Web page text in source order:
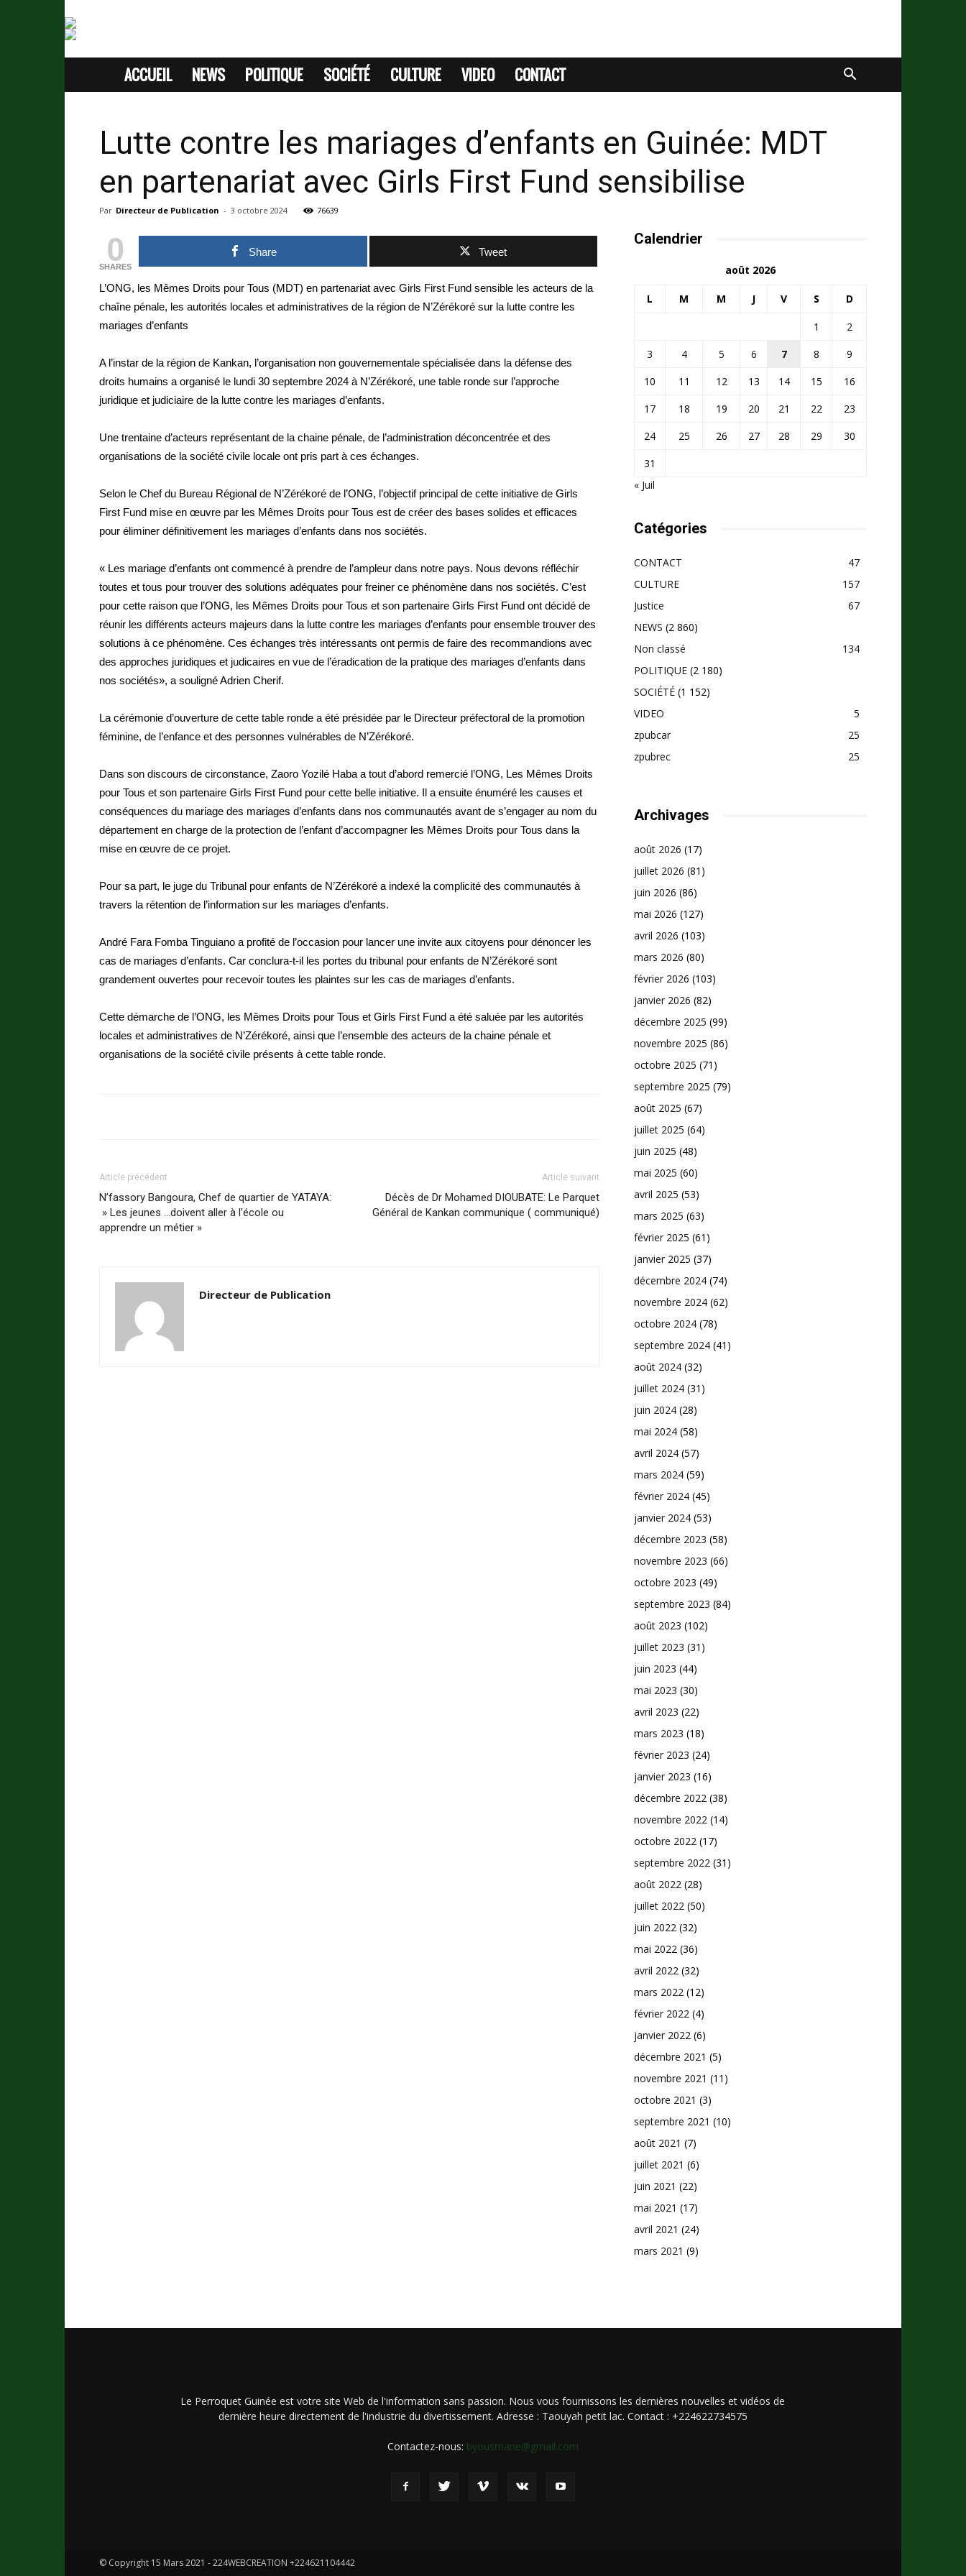
SITE
SANS
PASSION
ACCUEIL NEWS POLITIQUE SOCIÉTÉ CULTURE VIDEO CONTACT
Lutte contre les mariages d’enfants en Guinée: MDT
en partenariat avec Girls First Fund sensibilise
Par Directeur de Publication - 3 octobre 2024 76639
0
SHARES
Share Tweet
L’ONG, les Mêmes Droits pour Tous (MDT) en partenariat avec Girls First Fund sensible les acteurs de la
chaîne pénale, les autorités locales et administratives de la région de N’Zérékoré sur la lutte contre les
mariages d’enfants
A l’instar de la région de Kankan, l’organisation non gouvernementale spécialisée dans la défense des
droits humains a organisé le lundi 30 septembre 2024 à N’Zérékoré, une table ronde sur l’approche
juridique et judiciaire de la lutte contre les mariages d’enfants.
Une trentaine d’acteurs représentant de la chaine pénale, de l’administration déconcentrée et des
organisations de la société civile locale ont pris part à ces échanges.
Selon le Chef du Bureau Régional de N’Zérékoré de l’ONG, l’objectif principal de cette initiative de Girls
First Fund mise en œuvre par les Mêmes Droits pour Tous est de créer des bases solides et efficaces
pour éliminer définitivement les mariages d’enfants dans nos sociétés.
« Les mariage d’enfants ont commencé à prendre de l’ampleur dans notre pays. Nous devons réfléchir
toutes et tous pour trouver des solutions adéquates pour freiner ce phénomène dans nos sociétés. C’est
pour cette raison que l’ONG, les Mêmes Droits pour Tous et son partenaire Girls First Fund ont décidé de
réunir les différents acteurs majeurs dans la lutte contre les mariages d’enfants pour ensemble trouver des
solutions à ce phénomène. Ces échanges très intéressants ont permis de faire des recommandions avec
des approches juridiques et judicaires en vue de l’éradication de la pratique des mariages d’enfants dans
nos sociétés», a souligné Adrien Cherif.
La cérémonie d’ouverture de cette table ronde a été présidée par le Directeur préfectoral de la promotion
féminine, de l’enfance et des personnes vulnérables de N’Zérékoré.
Dans son discours de circonstance, Zaoro Yozilé Haba a tout d’abord remercié l’ONG, Les Mêmes Droits
pour Tous et son partenaire Girls First Fund pour cette belle initiative. Il a ensuite énuméré les causes et
conséquences du mariage des mariages d’enfants dans nos communautés avant de s’engager au nom du
département en charge de la protection de l’enfant d’accompagner les Mêmes Droits pour Tous dans la
mise en œuvre de ce projet.
Pour sa part, le juge du Tribunal pour enfants de N’Zérékoré a indexé la complicité des communautés à
travers la rétention de l’information sur les mariages d’enfants.
André Fara Fomba Tinguiano a profité de l’occasion pour lancer une invite aux citoyens pour dénoncer les
cas de mariages d’enfants. Car conclura-t-il les portes du tribunal pour enfants de N’Zérékoré sont
grandement ouvertes pour recevoir toutes les plaintes sur les cas de mariages d’enfants.
Cette démarche de l’ONG, les Mêmes Droits pour Tous et Girls First Fund a été saluée par les autorités
locales et administratives de N’Zérékoré, ainsi que l’ensemble des acteurs de la chaine pénale et
organisations de la société civile présents à cette table ronde.
Article précédent
N’fassory Bangoura, Chef de quartier de YATAYA:
» Les jeunes …doivent aller à l’école ou
apprendre un métier »
Article suivant
Décès de Dr Mohamed DIOUBATE: Le Parquet
Général de Kankan communique ( communiqué)
Directeur de Publication
Calendrier
août 2026
L M M J V S D
1
2
3
4 5 6 7 8
9
10
11 12 13 14 15
16
17
18 19 20 21 22
23
24
25 26 27 28 29
30
31
« Juil
Catégories
CONTACT
47
CULTURE
157
Justice
67
NEWS (2 860)
Non classé
134
POLITIQUE (2 180)
SOCIÉTÉ (1 152)
VIDEO
5
zpubcar
25
zpubrec
25
Archivages
août 2026 (17)
juillet 2026 (81)
juin 2026 (86)
mai 2026 (127)
avril 2026 (103)
mars 2026 (80)
février 2026 (103)
janvier 2026 (82)
décembre 2025 (99)
novembre 2025 (86)
octobre 2025 (71)
septembre 2025 (79)
août 2025 (67)
juillet 2025 (64)
juin 2025 (48)
mai 2025 (60)
avril 2025 (53)
mars 2025 (63)
février 2025 (61)
janvier 2025 (37)
décembre 2024 (74)
novembre 2024 (62)
octobre 2024 (78)
septembre 2024 (41)
août 2024 (32)
juillet 2024 (31)
juin 2024 (28)
mai 2024 (58)
avril 2024 (57)
mars 2024 (59)
février 2024 (45)
janvier 2024 (53)
décembre 2023 (58)
novembre 2023 (66)
octobre 2023 (49)
septembre 2023 (84)
août 2023 (102)
juillet 2023 (31)
juin 2023 (44)
mai 2023 (30)
avril 2023 (22)
mars 2023 (18)
février 2023 (24)
janvier 2023 (16)
décembre 2022 (38)
novembre 2022 (14)
octobre 2022 (17)
septembre 2022 (31)
août 2022 (28)
juillet 2022 (50)
juin 2022 (32)
mai 2022 (36)
avril 2022 (32)
mars 2022 (12)
février 2022 (4)
janvier 2022 (6)
décembre 2021 (5)
novembre 2021 (11)
octobre 2021 (3)
septembre 2021 (10)
août 2021 (7)
juillet 2021 (6)
juin 2021 (22)
mai 2021 (17)
avril 2021 (24)
mars 2021 (9)
Le Perroquet Guinée est votre site Web de l'information sans passion. Nous vous fournissons les dernières nouvelles et vidéos de
dernière heure directement de l'industrie du divertissement. Adresse : Taouyah petit lac. Contact : +224622734575
Contactez-nous: byousmane@gmail.com
© Copyright 15 Mars 2021 - 224WEBCREATION +224621104442